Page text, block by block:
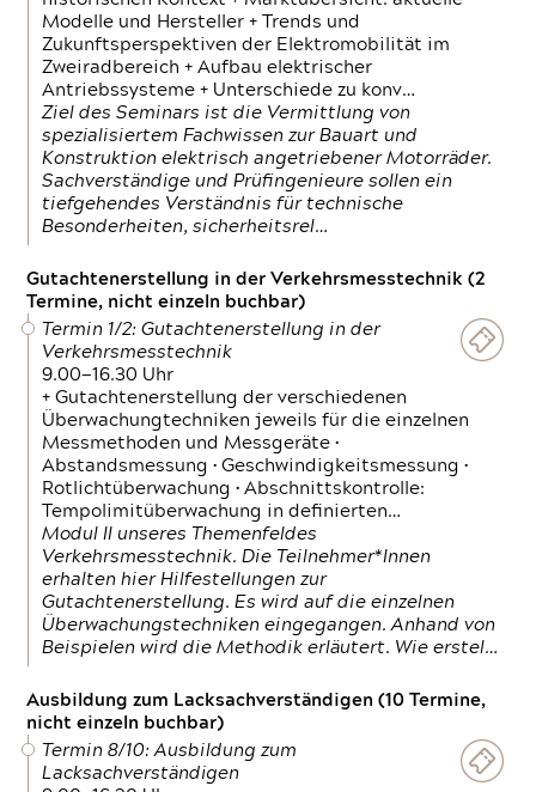
Modelle und Hersteller + Trends und
Zukunftsperspektiven der Elektromobilität im
Zweiradbereich + Aufbau elektrischer
Antriebssysteme + Unterschiede zu konv…
Ziel des Seminars ist die Vermittlung von
spezialisiertem Fachwissen zur Bauart und
Konstruktion elektrisch angetriebener Motorräder.
Sachverständige und Prüfingenieure sollen ein
tiefgehendes Verständnis für technische
Besonderheiten, sicherheitsrel…
Gutachtenerstellung in der Verkehrsmesstechnik (2
Termine, nicht einzeln buchbar)
Termin 1/2: Gutachtenerstellung in der
Verkehrsmesstechnik
9.00—16.30 Uhr
+ Gutachtenerstellung der verschiedenen
Überwachungtechniken jeweils für die einzelnen
Messmethoden und Messgeräte •
Abstandsmessung • Geschwindigkeitsmessung •
Rotlichtüberwachung • Abschnittskontrolle:
Tempolimitüberwachung in definierten…
Modul II unseres Themenfeldes
Verkehrsmesstechnik. Die Teilnehmer*Innen
erhalten hier Hilfestellungen zur
Gutachtenerstellung. Es wird auf die einzelnen
Überwachungstechniken eingegangen. Anhand von
Beispielen wird die Methodik erläutert. Wie erstel…
Ausbildung zum Lacksachverständigen (10 Termine,
nicht einzeln buchbar)
Termin 8/10: Ausbildung zum
Lacksachverständigen